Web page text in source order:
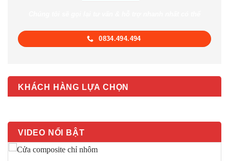
0834.494.494
KHÁCH HÀNG LỰA CHỌN
VIDEO NỔI BẬT